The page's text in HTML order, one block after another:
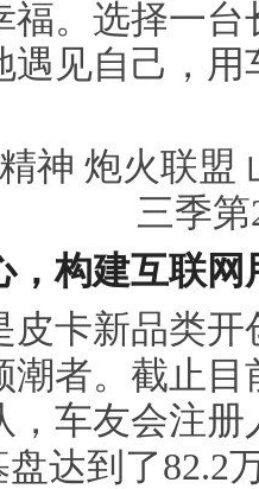
福。选择一
遇见自己，
，构建互联网
皮卡新品类
潮者。截止
，车友会注册
盘达到了82.2